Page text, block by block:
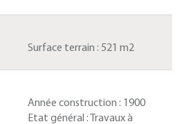
Surface terrain : 521 m2
Année construction : 1900
Etat général : Travaux à